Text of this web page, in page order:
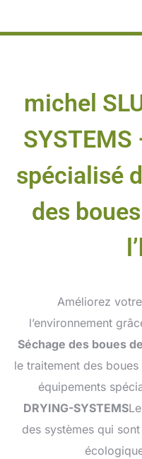
michel
spécialisé
des
Améliorez
l’environnement
Séchage des boues
le traitement des
équipements
DRYING-SYSTEMS
des systèmes qui